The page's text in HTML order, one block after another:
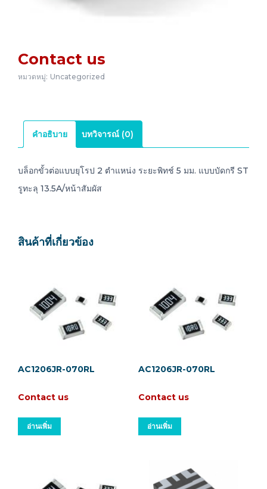
Contact us
หมวดหมู่: Uncategorized
คำอธิบาย บทวิจารณ์ (0)
บล็อกขั้วต่อแบบยุโรป 2 ตำแหน่ง ระยะพิทช์ 5 มม. แบบบัดกรี ST
รูทะลุ 13.5A/หน้าสัมผัส
สินค้าที่เกี่ยวข้อง
AC1206JR-070RL
Contact us
อ่านเพิ่ม
AC1206JR-070RL
Contact us
อ่านเพิ่ม